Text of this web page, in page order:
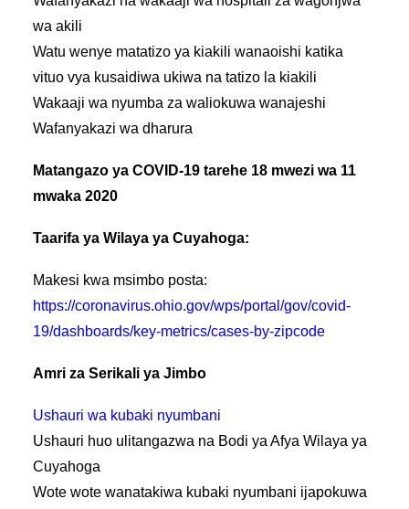
wa akili
Watu wenye matatizo ya kiakili wanaoishi katika
vituo vya kusaidiwa ukiwa na tatizo la kiakili
Wakaaji wa nyumba za waliokuwa wanajeshi
Wafanyakazi wa dharura
Matangazo ya COVID-19 tarehe 18 mwezi wa 11
mwaka 2020
Taarifa ya Wilaya ya Cuyahoga:
Makesi kwa msimbo posta:
https://coronavirus.ohio.gov/wps/portal/gov/covid-
19/dashboards/key-metrics/cases-by-zipcode
Amri za Serikali ya Jimbo
Ushauri wa kubaki nyumbani
Ushauri huo ulitangazwa na Bodi ya Afya Wilaya ya
Cuyahoga
Wote wote wanatakiwa kubaki nyumbani ijapokuwa